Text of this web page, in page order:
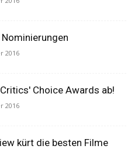
2016
Choice Awards ab!
2016
kürt die besten Filme